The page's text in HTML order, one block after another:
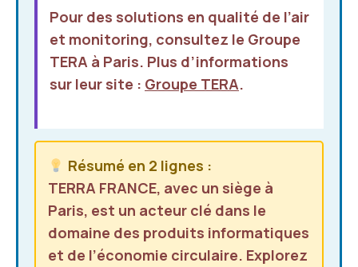
Pour des solutions en qualité de l’air
et monitoring, consultez le Groupe
TERA à Paris. Plus d’informations
sur leur site : Groupe TERA.
Résumé en 2 lignes :
TERRA FRANCE, avec un siège à
Paris, est un acteur clé dans le
domaine des produits informatiques
et de l’économie circulaire. Explorez